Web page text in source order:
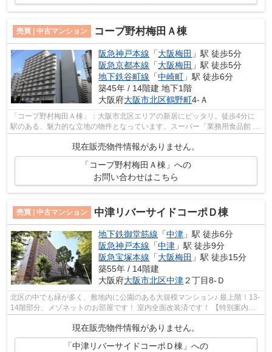
売買 | 中古マンション コープ野村梅田Ａ棟
阪急神戸本線 「大阪梅田 」駅 徒歩5分
阪急京都本線 「大阪梅田 」駅 徒歩5分
地下鉄谷町線 「中崎町 」駅 徒歩6分
築45年 / 14階建 地下1階
大阪府大阪市北区鶴野町4-Ａ
「コープ野村梅田Ａ棟」：大阪市北区エリアの新居にピッタリ。徒歩4分に
駅のある、魅力的な立地の物件となっています。スーパー「業務用食品館 中
現在販売物件情報がありません。
「コープ野村梅田Ａ棟」への
お問い合わせはこちら
売買 | 中古マンション 中津リバーサイドコーポＤ棟
地下鉄御堂筋線 「中津 」駅 徒歩6分
阪急神戸本線 「中津 」駅 徒歩9分
阪急宝塚本線 「大阪梅田 」駅 徒歩15分
築55年 / 14階建
大阪府大阪市北区中津２丁目8-Ｄ
北区の中でも緑が多く、敷地内に公園のある大規模マンション♪ 最上階！13-
14階部分、メゾネットのお部屋です！ 室内全面改装済です！ 【特別案内会
実施中！！ご希望の日時をご連絡くだ...
現在販売物件情報がありません。
「中津リバーサイドコーポＤ棟」への